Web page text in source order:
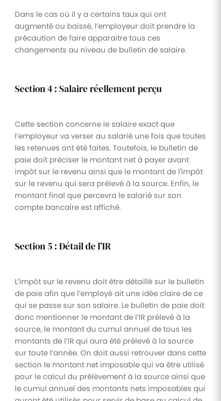
Dans le cas où il y a certains taux qui ont
augmenté ou baissé, l’employeur doit prendre la
précaution de faire apparaitre tous ces
changements au niveau de bulletin de salaire.
Section 4 : Salaire réellement perçu
Cette section concerne le salaire exact que
l’employeur va verser au salarié une fois que toutes
les retenues ont été faites. Toutefois, le bulletin de
paie doit préciser le montant net à payer avant
impôt sur le revenu ainsi que le montant de l'impôt
sur le revenu qui sera prélevé à la source. Enfin, le
montant final que percevra le salarié sur son
compte bancaire est affiché.
Section 5 : Détail de l’IR
L’impôt sur le revenu doit être détaillé sur le bulletin
de paie afin que l’employé ait une idée claire de ce
qui se passe sur son salaire. Le bulletin de paie doit
donc mentionner le montant de l’IR prélevé à la
source, le montant du cumul annuel de tous les
montants de l’IR qui aura été prélevé à la source
sur toute l’année. On doit aussi retrouver dans cette
section le montant net imposable qui va être utilisé
pour le calcul du prélèvement à la source ainsi que
le cumul annuel des montants nets imposables qui